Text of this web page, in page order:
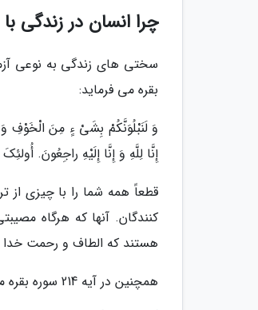
چرا انسان در زندگی
بقره می فرماید:
وَ لَنَبْلُوَنَّکُمْ بِشَیْ ءٍ مِنَ الْخَوْفِ وَ
إِنَّا لِلَّهِ وَ إِنَّا إِلَیْهِ راجِعُونَ.
قطعاً همه شما را با چیزی
کنندگان. آنها که هرگاه
هستند که الطاف و رحمت
همچنین در آیه 214 سوره بقره می خوانیم: